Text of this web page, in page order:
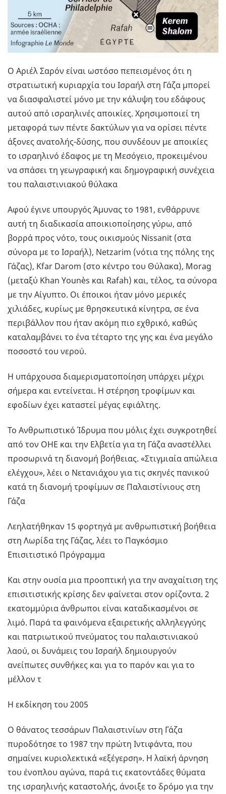
Ο Αριέλ Σαρόν είναι ωστόσο πεπεισμένος ότι η
στρατιωτική κυριαρχία του Ισραήλ στη Γάζα μπορεί
να διασφαλιστεί μόνο με την κάλυψη του εδάφους
αυτού από ισραηλινές αποικίες. Χρησιμοποιεί τη
μεταφορά των πέντε δακτύλων για να ορίσει πέντε
άξονες ανατολής-δύσης, που συνδέουν με αποικίες
το ισραηλινό έδαφος με τη Μεσόγειο, προκειμένου
να σπάσει τη γεωγραφική και δημογραφική συνέχεια
του παλαιστινιακού θύλακα
Αφού έγινε υπουργός Άμυνας το 1981, ενθάρρυνε
αυτή τη διαδικασία αποικιοποίησης γύρω, από
βορρά προς νότο, τους οικισμούς Nissanit (στα
σύνορα με το Ισραήλ), Netzarim (νότια της πόλης της
Γάζας), Kfar Darom (στο κέντρο του Θύλακα), Morag
(μεταξύ Khan Younès και Rafah) και, τέλος, τα σύνορα
με την Αίγυπτο. Οι έποικοι ήταν μόνο μερικές
χιλιάδες, κυρίως με θρησκευτικά κίνητρα, σε ένα
περιβάλλον που ήταν ακόμη πιο εχθρικό, καθώς
καταλαμβάνει το ένα τέταρτο της γης και ένα μεγάλο
ποσοστό του νερού.
Η υπάρχουσα διαμερισματοποίηση υπάρχει μέχρι
σήμερα και εντείνεται. Η στέρηση τροφίμων και
εφοδίων έχει καταστεί μέγας εφιάλτης.
Το Ανθρωπιστικό Ίδρυμα που μόλις έχει συγκροτηθεί
από τον ΟΗΕ και την Ελβετία για τη Γάζα αναστέλλει
προσωρινά τη διανομή βοήθειας. «Στιγμιαία απώλεια
ελέγχου», λέει ο Νετανιάχου για τις σκηνές πανικού
κατά τη διανομή τροφίμων σε Παλαιστίνιους στη
Γάζα
Λεηλατήθηκαν 15 φορτηγά με ανθρωπιστική βοήθεια
στη Λωρίδα της Γάζας, λέει το Παγκόσμιο
Επισιτιστικό Πρόγραμμα
Και στην ουσία μια προοπτική για την αναχαίτιση της
επισιτιστικής κρίσης δεν φαίνεται στον ορίζοντα. 2
εκατομμύρια άνθρωποι είναι καταδικασμένοι σε
λιμό. Παρά τα φαινόμενα εξαιρετικής αλληλεγγύης
και πατριωτικού πνεύματος του παλαιστινιακού
λαού, οι δυνάμεις του Ισραήλ δημιουργούν
ανείπωτες συνθήκες και για το παρόν και για το
μέλλον τ
Η εκδίκηση του 2005
Ο θάνατος τεσσάρων Παλαιστινίων στη Γάζα
πυροδότησε το 1987 την πρώτη Ιντιφάντα, που
σημαίνει κυριολεκτικά «εξέγερση». Η λαϊκή άρνηση
του ένοπλου αγώνα, παρά τις εκατοντάδες θύματα
της ισραηλινής καταστολής, άνοιξε το δρόμο για την